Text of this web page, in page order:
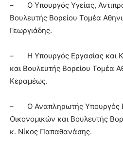
– Ο Υπουργός Υγείας,
Βουλευτής Βορείου Τομέα
Γεωργιάδης.
– Η Υπουργός Εργασίας και
και Βουλευτής Βορείου Τομέα
Κεραμέως.
– Ο Αναπληρωτής Υπουργός
Οικονομικών και Βουλευτής
κ. Νίκος Παπαθανάσης.